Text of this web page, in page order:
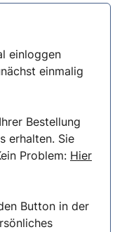
einloggen
einmalig
Bestellung
erhalten. Sie
Problem: Hier
Button in der